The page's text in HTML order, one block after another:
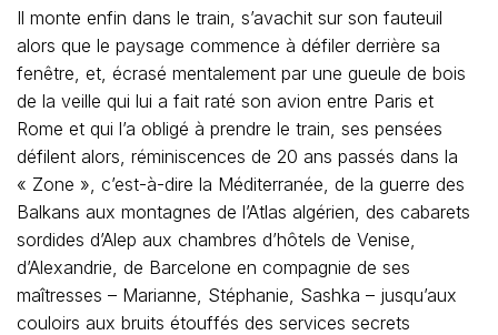
Il monte enfin dans le train, s’avachit sur son fauteuil
alors que le paysage commence à défiler derrière sa
fenêtre, et, écrasé mentalement par une gueule de bois
de la veille qui lui a fait raté son avion entre Paris et
Rome et qui l’a obligé à prendre le train, ses pensées
défilent alors, réminiscences de 20 ans passés dans la
« Zone », c’est-à-dire la Méditerranée, de la guerre des
Balkans aux montagnes de l’Atlas algérien, des cabarets
sordides d’Alep aux chambres d’hôtels de Venise,
d’Alexandrie, de Barcelone en compagnie de ses
maîtresses – Marianne, Stéphanie, Sashka – jusqu’aux
couloirs aux bruits étouffés des services secrets